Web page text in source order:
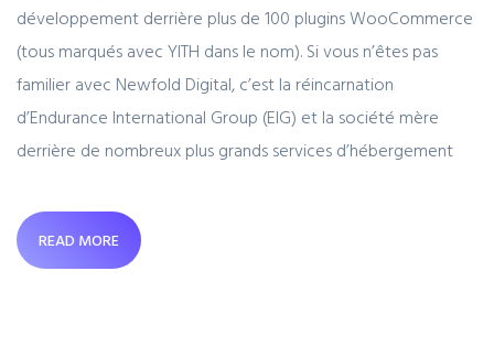
développement derrière plus de 100 plugins WooCommerce
(tous marqués avec YITH dans le nom). Si vous n’êtes pas
familier avec Newfold Digital, c’est la réincarnation
d’Endurance International Group (EIG) et la société mère
derrière de nombreux plus grands services d’hébergement
READ MORE